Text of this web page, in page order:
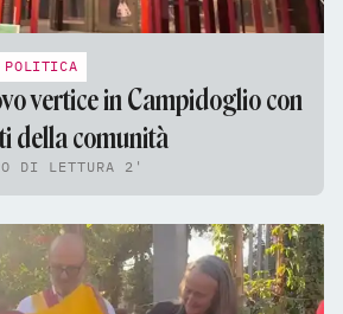
POLITICA
vertice in Campidoglio con
della comunità
DI LETTURA 2'